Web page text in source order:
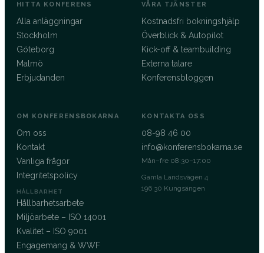
HITTA KONFERENS
Alla anläggningar
Stockholm
Göteborg
Malmö
Erbjudanden
VÅRA TJÄNSTER
Kostnadsfri bokningshjälp
Överblick & Autopilot
Kick-off & teambuilding
Externa talare
Konferensbloggen
OM KONFERENSBOKARNA
Om oss
Kontakt
Vanliga frågor
Integritetspolicy
HÅLLBARHET
Hållbarhetsarbete
Miljöarbete – ISO 14001
Kvalitet – ISO 9001
Engagemang & WWF
KONTAKTA OSS
08-98 46 00
info@konferensbokarna.se
Mån–fre 08:30–17:00
Gamla Landsvägen 4
196 30 Kungsängen